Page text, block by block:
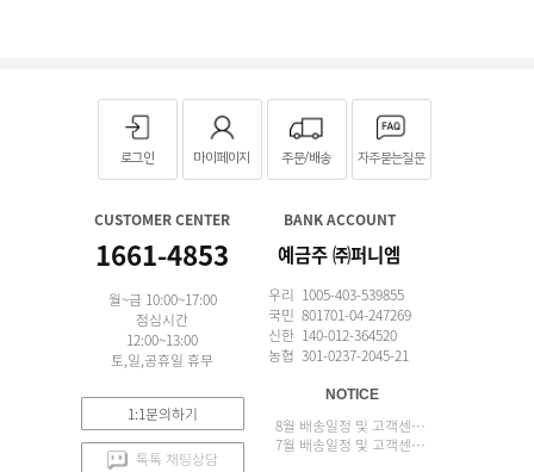
로그인 마이페이지 주문/배송 자주묻는질문
CUSTOMER CENTER
1661-4853
월~금 10:00~17:00
점심시간
12:00~13:00
토,일,공휴일 휴무
1:1문의하기
톡톡 채팅상담
BANK ACCOUNT
예금주 ㈜퍼니엠
우리 1005-403-539855
국민 801701-04-247269
신한 140-012-364520
농협 301-0237-2045-21
NOTICE
8월 배송일정 및 고객센터 업무 안내
7월 배송일정 및 고객센터 업무 안내